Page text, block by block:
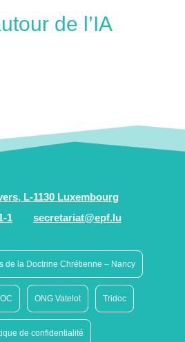
de l’IA
L-1130 Luxembourg
1
secretariat@epf.lu
de la Doctrine Chrétienne – Nancy
ONG Vatelot Tridoc
de confidentialité